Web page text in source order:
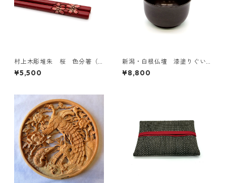
村上木彫堆朱 桜 色分箸（1
膳）朱／黒
¥5,500
新潟・白根仏壇 漆塗りぐい
のみ B
¥8,800